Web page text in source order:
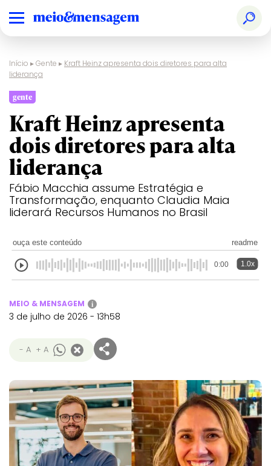
Início ▸Gente ▸ Kraft Heinz apresenta dois diretores para alta
liderança
gente
Kraft Heinz apresenta
dois diretores para alta
liderança
Fábio Macchia assume Estratégia e
Transformação, enquanto Claudia Maia
liderará Recursos Humanos no Brasil
ouça este conteúdo readme
0:00 1.0x
MEIO & MENSAGEM i
3 de julho de 2026 - 13h58
- A + A